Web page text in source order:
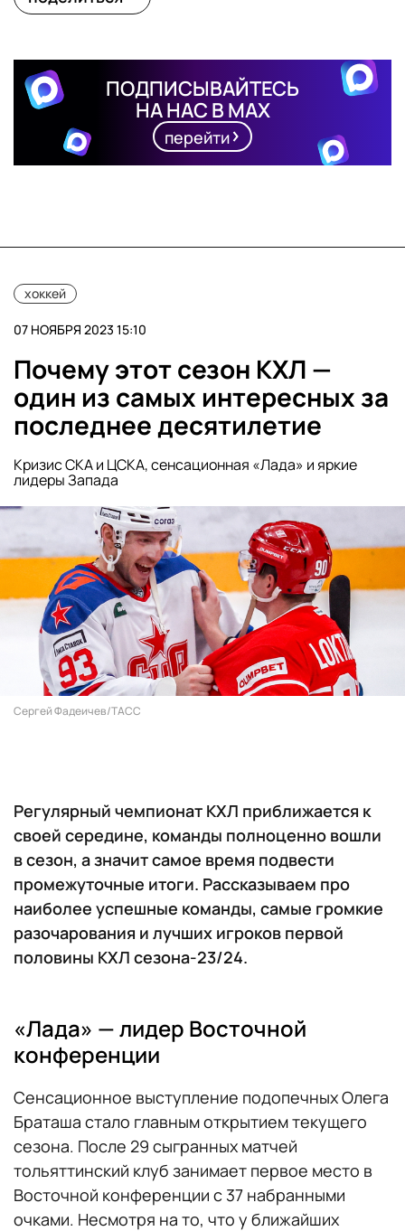
ПОДПИСЫВАЙТЕСЬ
НА НАС В MAX
перейти
хоккей
07 НОЯБРЯ 2023 15:10
Почему этот сезон КХЛ —
один из самых интересных за
последнее десятилетие
Кризис СКА и ЦСКА, сенсационная «Лада» и яркие
лидеры Запада
Сергей Фадеичев/ТАСС
Регулярный чемпионат КХЛ приближается к
своей середине, команды полноценно вошли
в сезон, а значит самое время подвести
промежуточные итоги. Рассказываем про
наиболее успешные команды, самые громкие
разочарования и лучших игроков первой
половины КХЛ сезона-23/24.
«Лада» — лидер Восточной
конференции
Сенсационное выступление подопечных Олега
Браташа стало главным открытием текущего
сезона. После 29 сыгранных матчей
тольяттинский клуб занимает первое место в
Восточной конференции с 37 набранными
очками. Несмотря на то, что у ближайших